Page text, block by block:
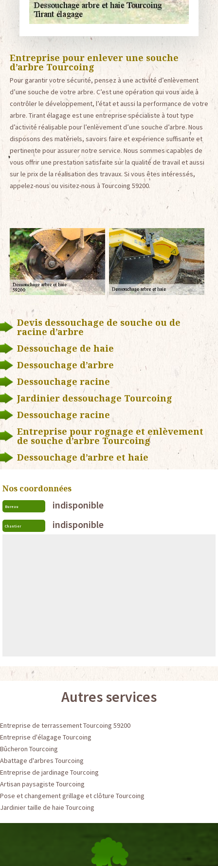
Entreprise pour enlever une souche
d’arbre Tourcoing
Pour garantir votre sécurité, pensez à une activité d’enlèvement
d’une souche de votre arbre. C’est une opération qui vous aide à
contrôler le développement, l’état et aussi la performance de votre
arbre. Tirant élagage est une entreprise spécialiste à tout type
d’activité réalisable pour l’enlèvement d’une souche d’arbre. Nous
disposons des matériels, savoirs faire et expérience suffisante et
pertinente pour assurer notre service. Nous sommes capables de
vous offrir une prestation satisfaite sur la qualité de travail et aussi
sur le prix de la réalisation des travaux. Si vous êtes intéressés,
appelez-nous ou visitez-nous à Tourcoing 59200.
Devis dessouchage de souche ou de
racine d’arbre
Dessouchage de haie
Dessouchage d’arbre
Dessouchage racine
Jardinier dessouchage Tourcoing
Dessouchage racine
Entreprise pour rognage et enlèvement
de souche d’arbre Tourcoing
Dessouchage d’arbre et haie
Nos coordonnées
Bureau indisponible
Chantier indisponible
Autres services
Entreprise de terrassement Tourcoing 59200
Entreprise d'élagage Tourcoing
Bûcheron Tourcoing
Abattage d'arbres Tourcoing
Entreprise de jardinage Tourcoing
Artisan paysagiste Tourcoing
Pose et changement grillage et clôture Tourcoing
Jardinier taille de haie Tourcoing